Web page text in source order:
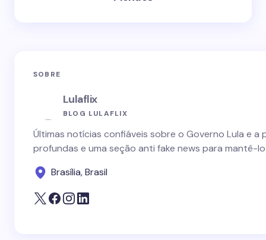
SOBRE
Lulaflix
BLOG LULAFLIX
Últimas notícias confiáveis sobre o Governo Lula e
profundas e uma seção anti fake news para mantê-
Brasília, Brasil